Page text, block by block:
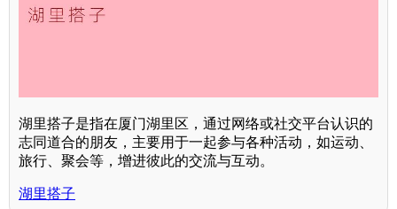
湖里搭子是指在厦门湖里区，通过网络或社交平台认识的
志同道合的朋友，主要用于一起参与各种活动，如运动、
旅行、聚会等，增进彼此的交流与互动。
湖里搭子